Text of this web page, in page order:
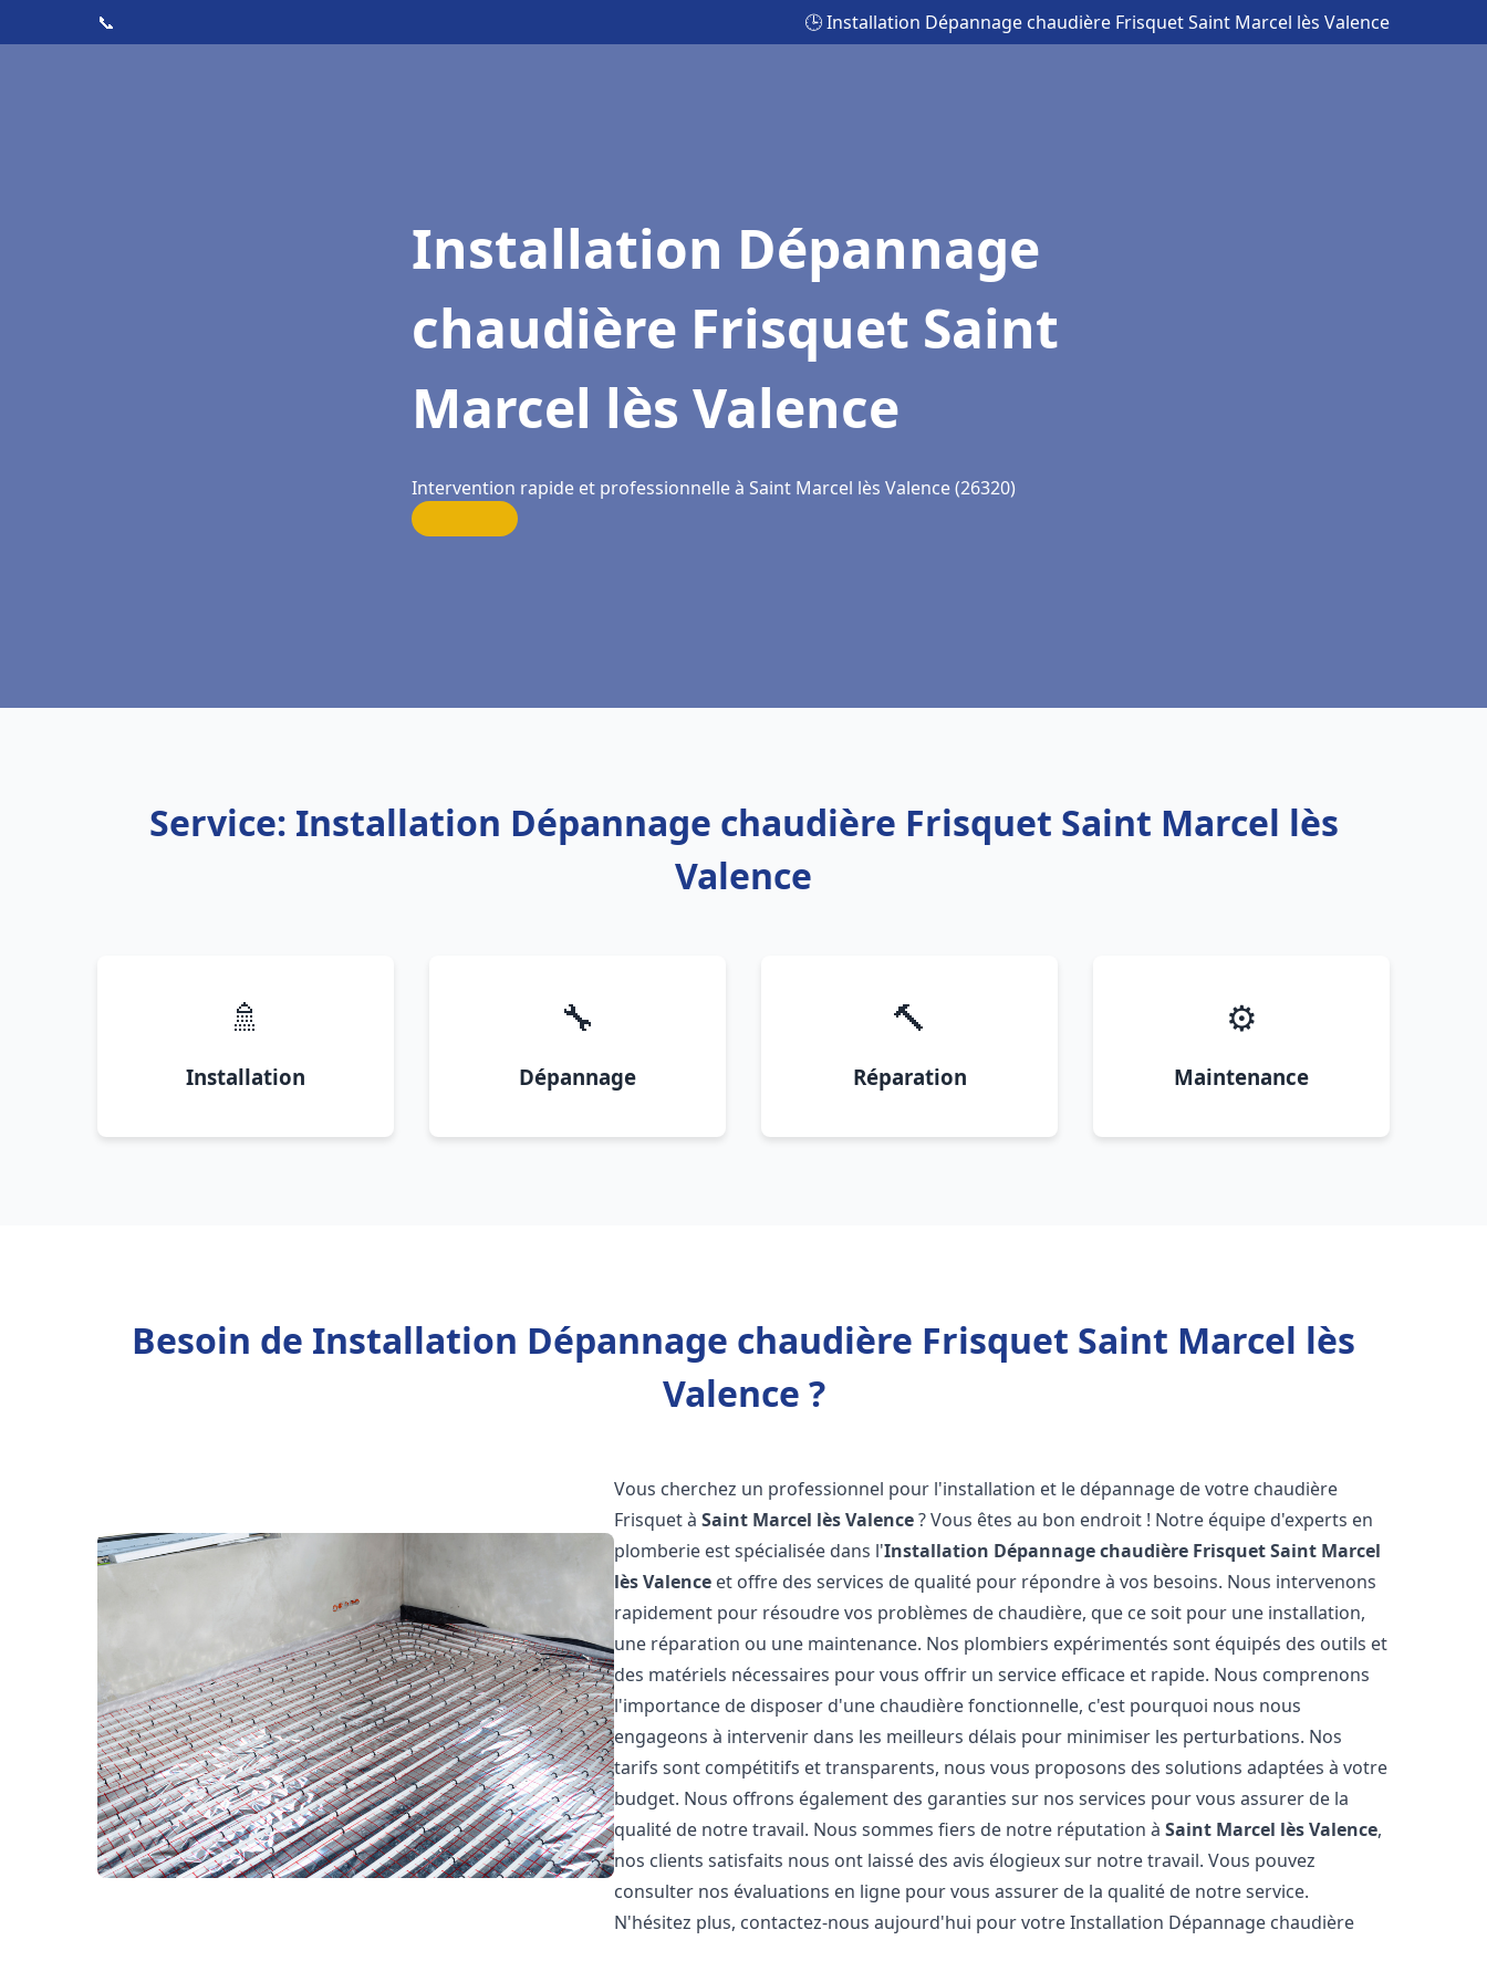
📞 🕒 Installation Dépannage chaudière Frisquet Saint Marcel lès Valence
Installation Dépannage
chaudière Frisquet Saint
Marcel lès Valence
Intervention rapide et professionnelle à Saint Marcel lès Valence (26320)
Service: Installation Dépannage chaudière Frisquet Saint Marcel lès
Valence
🚿
Installation
🔧
Dépannage
🔨
Réparation
⚙️
Maintenance
Besoin de Installation Dépannage chaudière Frisquet Saint Marcel lès
Valence ?
Vous cherchez un professionnel pour l'installation et le dépannage de votre chaudière
Frisquet àSaint Marcel lès Valence? Vous êtes au bon endroit ! Notre équipe d'experts en
plomberie est spécialisée dans l'Installation Dépannage chaudière FrisquetSaint Marcel
lès Valence et offre des services de qualité pour répondre à vos besoins. Nous intervenons
rapidement pour résoudre vos problèmes de chaudière, que ce soit pour une installation,
une réparation ou une maintenance. Nos plombiers expérimentés sont équipés des outils et
des matériels nécessaires pour vous offrir un service efficace et rapide. Nous comprenons
l'importance de disposer d'une chaudière fonctionnelle, c'est pourquoi nous nous
engageons à intervenir dans les meilleurs délais pour minimiser les perturbations. Nos
tarifs sont compétitifs et transparents, nous vous proposons des solutions adaptées à votre
budget. Nous offrons également des garanties sur nos services pour vous assurer de la
qualité de notre travail. Nous sommes fiers de notre réputation àSaint Marcel lès Valence,
nos clients satisfaits nous ont laissé des avis élogieux sur notre travail. Vous pouvez
consulter nos évaluations en ligne pour vous assurer de la qualité de notre service.
N'hésitez plus, contactez-nous aujourd'hui pour votre Installation Dépannage chaudière